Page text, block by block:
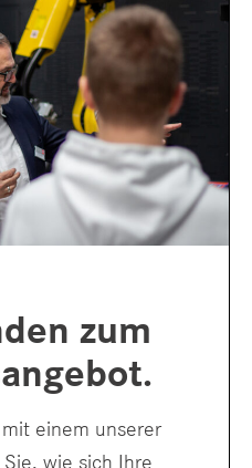
zum
einem unserer
wie sich Ihre